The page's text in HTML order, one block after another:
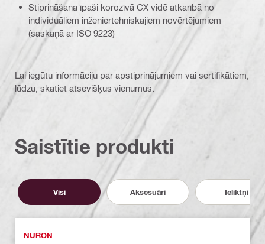
Stiprināšana īpaši korozīvā CX vidē atkarībā no
individuāliem inženiertehniskajiem novērtējumiem
(saskaņā ar ISO 9223)
Lai iegūtu informāciju par apstiprinājumiem vai sertifikātiem,
lūdzu, skatiet atsevišķus vienumus.
Saistītie produkti
Visi Aksesuāri Ieliktņi
NURON